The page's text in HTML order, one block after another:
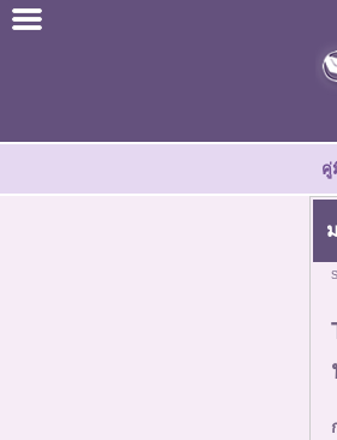
เข้าร่วมฟรี
คู่